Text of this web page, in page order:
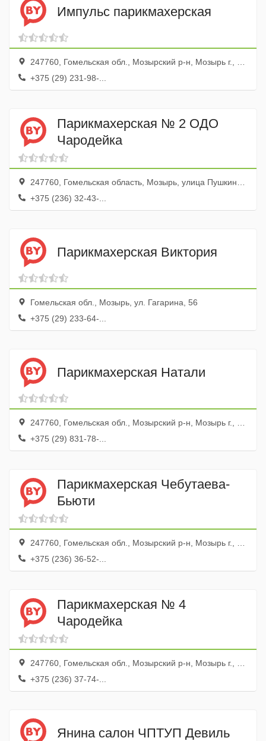
Импульс парикмахерская
247760, Гомельская обл., Мозырский р-н, Мозырь г., бул. Юности, 39б
+375 (29) 231-98-...
Парикмахерская № 2 ОДО
Чародейка
247760, Гомельская область, Мозырь, улица Пушкина, 34
+375 (236) 32-43-...
Парикмахерская Виктория
Гомельская обл., Мозырь, ул. Гагарина, 56
+375 (29) 233-64-...
Парикмахерская Натали
247760, Гомельская обл., Мозырский р-н, Мозырь г., ул. Студенческая, 42
+375 (29) 831-78-...
Парикмахерская Чебутаева-
Бьюти
247760, Гомельская обл., Мозырский р-н, Мозырь г., ул. Ленинская, 64/5
+375 (236) 36-52-...
Парикмахерская № 4
Чародейка
247760, Гомельская обл., Мозырский р-н, Мозырь г., ул. Пролетарская, 80
+375 (236) 37-74-...
Янина салон ЧПТУП Девиль